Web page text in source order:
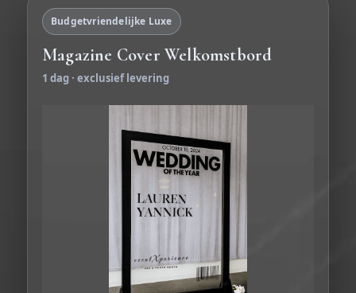
Budgetvriendelijke Luxe
Magazine Cover Welkomstbord
1 dag · exclusief levering